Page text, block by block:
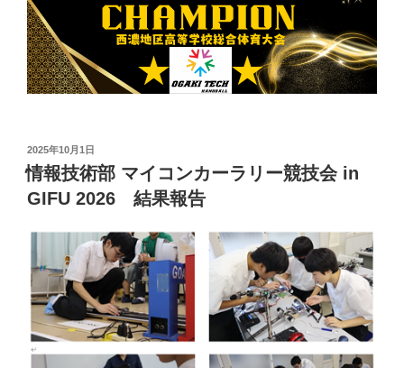
投
稿
日:
2025年10月1日
情報技術部 マイコンカーラリー競技会 in
GIFU 2026 結果報告